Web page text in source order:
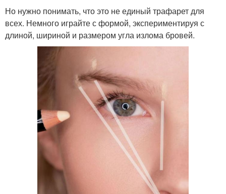
Но нужно понимать, что это не единый трафарет для
всех. Немного играйте с формой, экспериментируя с
длиной, шириной и размером угла излома бровей.